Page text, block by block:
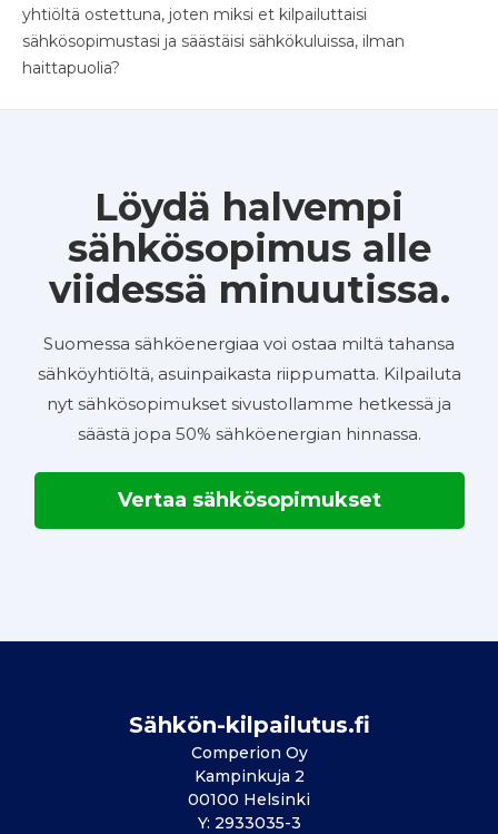
yhtiöltä ostettuna, joten miksi et kilpailuttaisi
sähkösopimustasi ja säästäisi sähkökuluissa, ilman
haittapuolia?
Löydä halvempi
sähkösopimus alle
viidessä minuutissa.
Suomessa sähköenergiaa voi ostaa miltä tahansa
sähköyhtiöltä, asuinpaikasta riippumatta. Kilpailuta
nyt sähkösopimukset sivustollamme hetkessä ja
säästä jopa 50% sähköenergian hinnassa.
Vertaa sähkösopimukset
Sähkön-kilpailutus.fi
Comperion Oy
Kampinkuja 2
00100 Helsinki
Y: 2933035-3